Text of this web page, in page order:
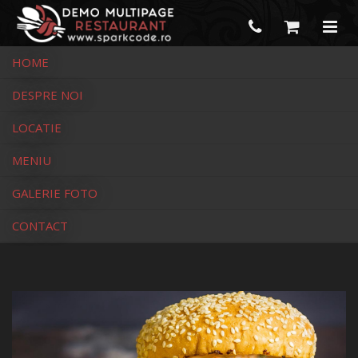
HOME
DESPRE NOI
LOCATIE
MENIU
GALERIE FOTO
CONTACT